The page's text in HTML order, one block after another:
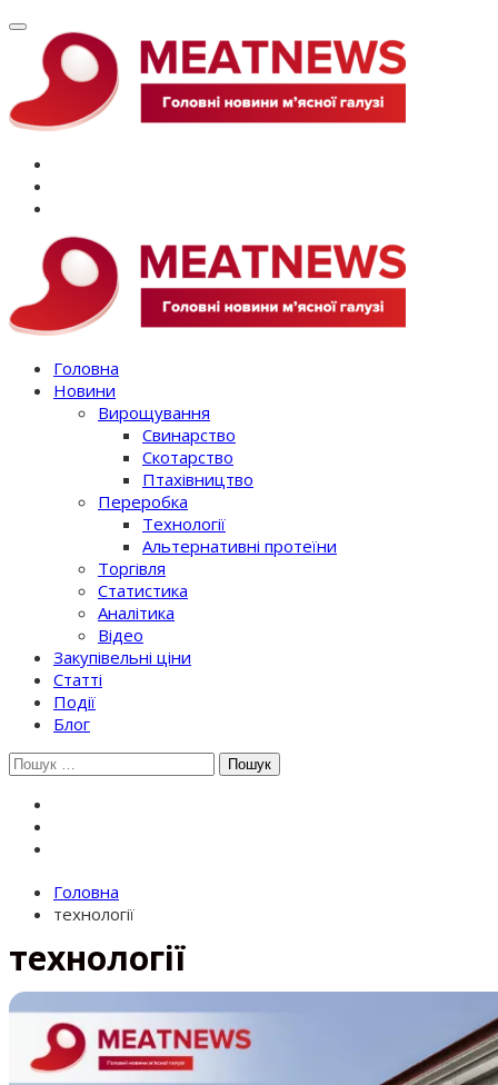
Перейти
вмісту
Головна
Новини
Вирощування
Свинарство
Скотарство
Птахівництво
Переробка
Технології
Альтернативні протеїни
Торгівля
Статистика
Аналітика
Відео
Закупівельні ціни
Статті
Події
Блог
Шукати:
Головна
технології
технології